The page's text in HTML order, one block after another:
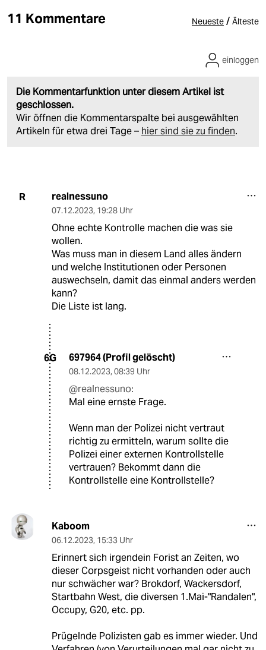
11 Kommentare Neueste / Älteste
Die Kommentarfunktion unter diesem Artikel ist
geschlossen.
Wir öffnen die Kommentarspalte bei ausgewählten
Artikeln für etwa drei Tage – hier sind sie zu finden.
einloggen
R realnessuno
07.12.2023, 19:28 Uhr
Ohne echte Kontrolle machen die was sie
wollen.
Was muss man in diesem Land alles ändern
und welche Institutionen oder Personen
auswechseln, damit das einmal anders werden
kann?
Die Liste ist lang.
6G 697964 (Profil gelöscht)
08.12.2023, 08:39 Uhr
@realnessuno:
Mal eine ernste Frage.
Wenn man der Polizei nicht vertraut
richtig zu ermitteln, warum sollte die
Polizei einer externen Kontrollstelle
vertrauen? Bekommt dann die
Kontrollstelle eine Kontrollstelle?
Kaboom
06.12.2023, 15:33 Uhr
Erinnert sich irgendein Forist an Zeiten, wo
dieser Corpsgeist nicht vorhanden oder auch
nur schwächer war? Brokdorf, Wackersdorf,
Startbahn West, die diversen 1.Mai-"Randalen",
Occupy, G20, etc. pp.
Prügelnde Polizisten gab es immer wieder. Und